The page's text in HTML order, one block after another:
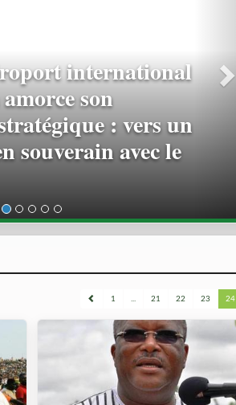
le PM dévoile une
devant le
1 ... 21 22 23 24